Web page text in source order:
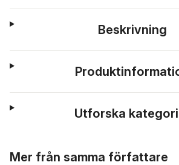
Beskrivning
Utforska
Mer från samma författare